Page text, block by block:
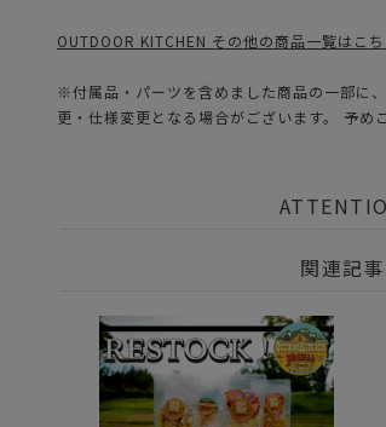
OUTDOOR KITCHEN その他の商品一覧はこち
※付属品・パーツを含めました商品の一部に
更・仕様変更となる場合がございます。 予め
関連記事